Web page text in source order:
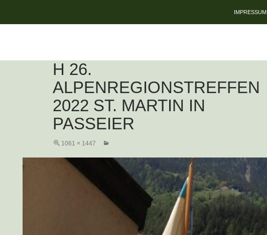
IMPRESSUM
H 26.
ALPENREGIONSTREFFEN
2022 ST. MARTIN IN
PASSEIER
1061 × 1447